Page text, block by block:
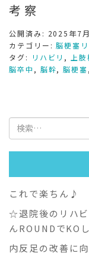
考察
公開済み: 2025年7
カテゴリー:脳梗塞
タグ:
リハビリ , 上
脳卒中 , 脳幹,脳梗塞,
検
索:
これで楽ちん
☆退院後のリハ
んROUNDでKO
内反足の改善に